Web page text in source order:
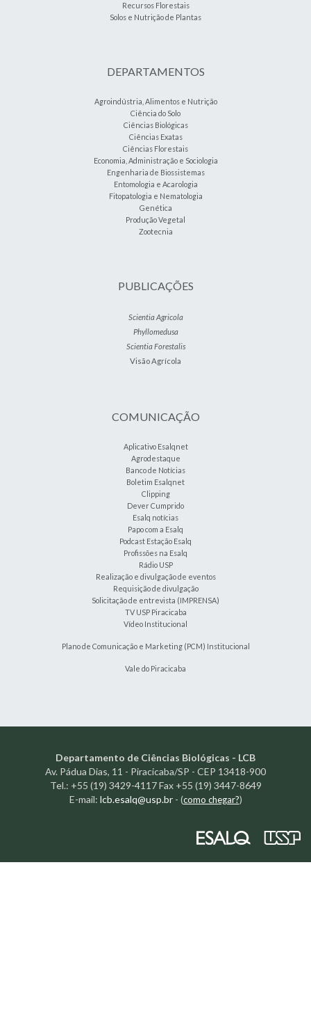
Recursos Florestais
Solos e Nutrição de Plantas
DEPARTAMENTOS
Agroindústria, Alimentos e Nutrição
Ciência do Solo
Ciências Biológicas
Ciências Exatas
Ciências Florestais
Economia, Administração e Sociologia
Engenharia de Biossistemas
Entomologia e Acarologia
Fitopatologia e Nematologia
Genética
Produção Vegetal
Zootecnia
PUBLICAÇÕES
Scientia Agricola
Phyllomedusa
Scientia Forestalis
Visão Agrícola
COMUNICAÇÃO
Aplicativo Esalqnet
Agrodestaque
Banco de Notícias
Boletim Esalqnet
Clipping
Dever Cumprido
Esalq notícias
Papo com a Esalq
Podcast Estação Esalq
Profissões na Esalq
Rádio USP
Realização e divulgação de eventos
Requisição de divulgação
Solicitação de entrevista (IMPRENSA)
TV USP Piracicaba
Vídeo Institucional
Plano de Comunicação e Marketing (PCM) Institucional
Vale do Piracicaba
Departamento de Ciências Biológicas - LCB
Av. Pádua Dias, 11 - Piracicaba/SP - CEP 13418-900
Tel.: +55 (19) 3429-4117 Fax +55 (19) 3447-8649
E-mail: lcb.esalq@usp.br- (como chegar?)